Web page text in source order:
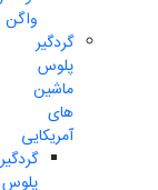
واگن
گردگیر
پلوس
ماشین
های
آمریکایی
گردگیر
پلوس